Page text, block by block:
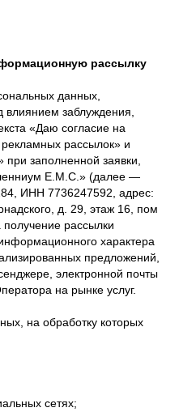
рассылку
данных,
влиянием заблуждения,
«Даю согласие на
рассылок» и
заполненной заявки,
E.M.C.» (далее —
ИНН 7736247592, адрес:
д. 29, этаж 16, пом
рассылки
характера
предложений,
электронной почты
на рынке услуг.
на обработку которых
сетях;